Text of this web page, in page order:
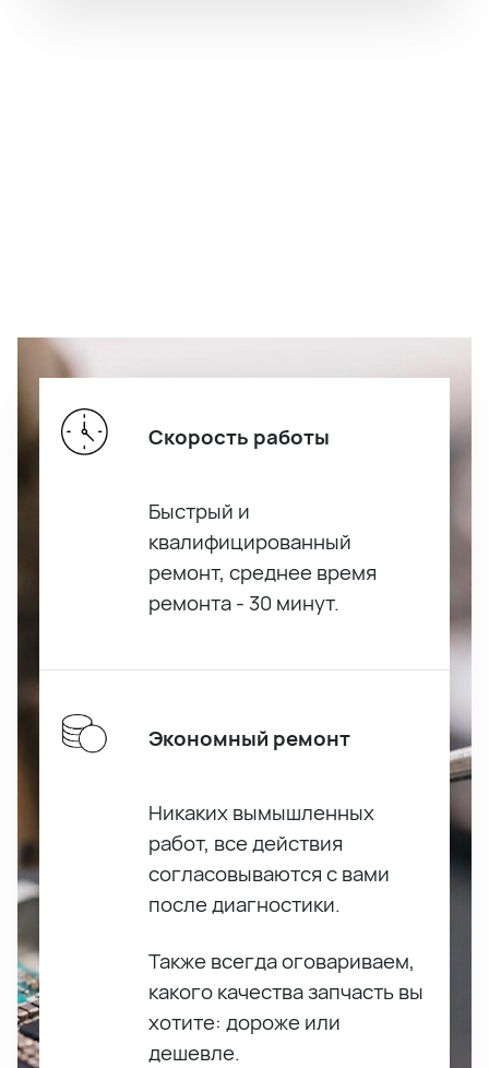
Скорость работы
Быстрый и
квалифицированный
ремонт, среднее время
ремонта - 30 минут.
Экономный ремонт
Никаких вымышленных
работ, все действия
согласовываются с вами
после диагностики.
Также всегда оговариваем,
какого качества запчасть вы
хотите: дороже или
дешевле.